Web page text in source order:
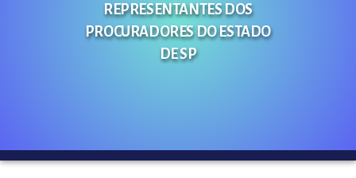
CONHEÇA A ADRIANA
REPRESENTANTES DOS
PROCURADORES DO ESTADO
DE SP